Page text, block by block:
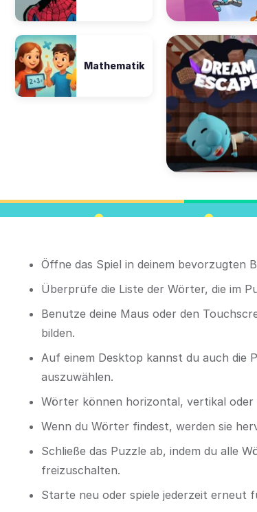
Mathematik
Öffne das Spiel in deinem bevorzugten
Überprüfe die Liste der Wörter, die im
Benutze deine Maus oder den
bilden.
Auf einem Desktop kannst du auch die
auszuwählen.
Wörter können horizontal, vertikal oder
Wenn du Wörter findest, werden sie
Schließe das Puzzle ab, indem du alle
freizuschalten.
Starte neu oder spiele jederzeit erneut